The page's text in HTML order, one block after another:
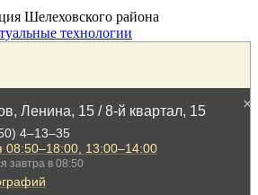
Шелеховского района
технологии